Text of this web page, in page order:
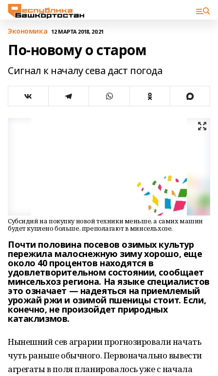
Экономика 12 МАРТА 2018, 20:21
По-новому о старом
Сигнал к началу сева даст погода
Субсидий на покупку новой техники меньше, а самих машин
будет куплено больше, преполагают в минсельхозе.
Почти половина посевов озимых культур
пережила малоснежную зиму хорошо, еще
около 40 процентов находятся в
удовлетворительном состоянии, сообщает
минсельхоз региона. На языке специалистов
это означает — надеяться на приемлемый
урожай ржи и озимой пшеницы стоит. Если,
конечно, не произойдет природных
катаклизмов.
Нынешний сев аграрии прогнозировали начать
чуть раньше обычного. Первоначально вывести
агрегаты в поля планировалось уже с начала